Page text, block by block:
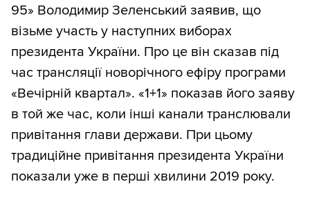
95» Володимир Зеленський заявив, що
візьме участь у наступних виборах
президента України. Про це він сказав під
час трансляції новорічного ефіру програми
«Вечірній квартал». «1+1» показав його заяву
в той же час, коли інші канали транслювали
привітання глави держави. При цьому
традиційне привітання президента України
показали уже в перші хвилини 2019 року.